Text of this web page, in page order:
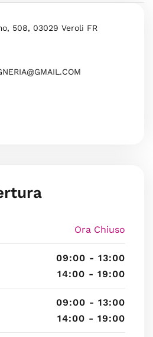
508, 03029 Veroli FR
Ora Chiuso
09:00 - 13:00
14:00 - 19:00
09:00 - 13:00
14:00 - 19:00